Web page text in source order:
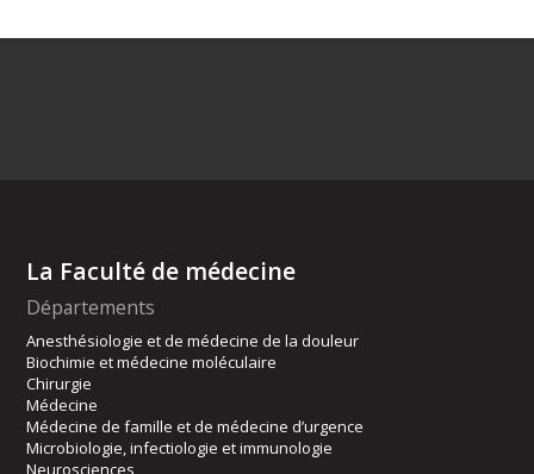
La Faculté de médecine
Départements
Anesthésiologie et de médecine de la douleur
Biochimie et médecine moléculaire
Chirurgie
Médecine
Médecine de famille et de médecine d’urgence
Microbiologie, infectiologie et immunologie
Neurosciences